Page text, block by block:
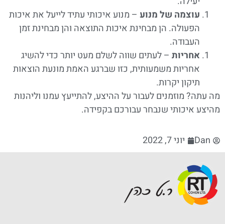
עוצמה של מנוע – מנוע איכותי עתיד לייעל את איכות
הפעולה. הן מבחינת איכות התוצאה והן מבחינת זמן
העבודה.
אחריות –לעתים שווה לשלם מעט יותר כדי להשיג
אחריות משמעותית, כזו שברגע האמת מונעת הוצאות
תיקון יקרות.
מה עתה? מוזמנים לעבור על ההיצע, להתייעץ עמנו וליהנות
מהיצע איכותי שנבחר עבורכם בקפידה.
Dan יוני 7, 2022